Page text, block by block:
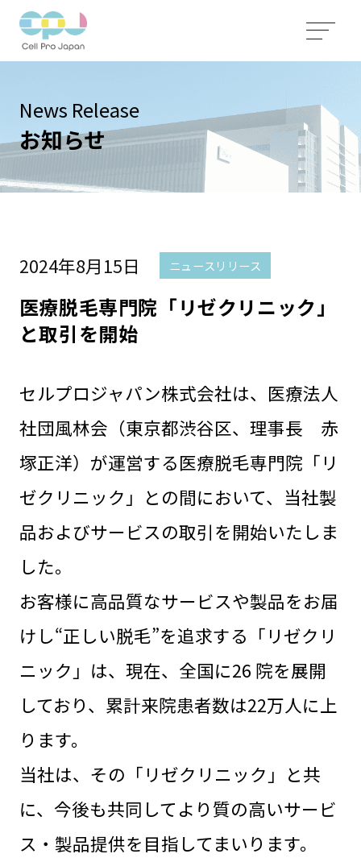
News Release
お知らせ
2024年8月15日 ニュースリリース
医療脱毛専門院「リゼクリニック」
と取引を開始
セルプロジャパン株式会社は、医療法人
社団風林会（東京都渋谷区、理事長 赤
塚正洋）が運営する医療脱毛専門院「リ
ゼクリニック」との間において、当社製
品およびサービスの取引を開始いたしま
した。
お客様に高品質なサービスや製品をお届
けし“正しい脱毛”を追求する「リゼクリ
ニック」は、現在、全国に26 院を展開
しており、累計来院患者数は22万人に上
ります。
当社は、その「リゼクリニック」と共
に、今後も共同してより質の高いサービ
ス・製品提供を目指してまいります。